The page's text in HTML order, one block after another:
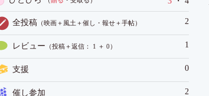
全投稿 （映画＋風土＋催し・報せ＋手帖） 2
レビュー （投稿＋返信： 1 ＋ 0） 1
支援 0
催し参加 2